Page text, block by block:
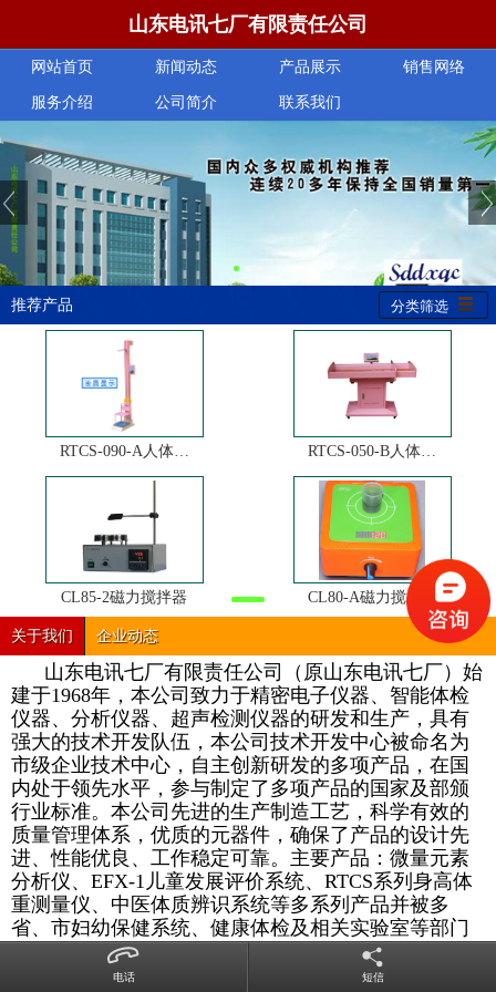
山东电讯七厂有限责任公司
网站首页 新闻动态 产品展示 销售网络
服务介绍 公司简介 联系我们
推荐产品 分类筛选
RTCS-090-A人体… RTCS-050-B人体…
CL85-2磁力搅拌器 CL80-A磁力搅拌器
关于我们 企业动态
山东电讯七厂有限责任公司（原山东电讯七厂）始
建于1968年，本公司致力于精密电子仪器、智能体检
仪器、分析仪器、超声检测仪器的研发和生产，具有
强大的技术开发队伍，本公司技术开发中心被命名为
市级企业技术中心，自主创新研发的多项产品，在国
内处于领先水平，参与制定了多项产品的国家及部颁
行业标准。本公司先进的生产制造工艺，科学有效的
质量管理体系，优质的元器件，确保了产品的设计先
进、性能优良、工作稳定可靠。主要产品：微量元素
分析仪、EFX-1儿童发展评价系统、RTCS系列身高体
重测量仪、中医体质辨识系统等多系列产品并被多
省、市妇幼保健系统、健康体检及相关实验室等部门
批量招标采购，受到了用户的良好评价，用户的需求
就是我们追求的目标，本公司愿竭诚为新老用户提供
电话 短信